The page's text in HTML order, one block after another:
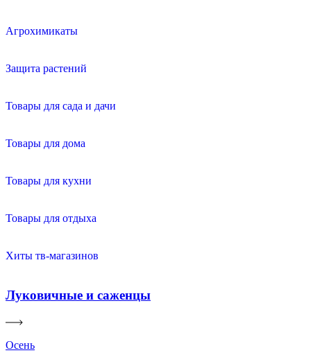
Агрохимикаты
Защита растений
Товары для сада и дачи
Товары для дома
Товары для кухни
Товары для отдыха
Хиты тв-магазинов
Луковичные и саженцы
Осень